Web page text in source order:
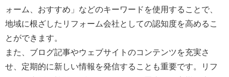
ォーム、おすすめ」などのキーワードを使用することで、
地域に根ざしたリフォーム会社としての認知度を高めるこ
とができます。
また、ブログ記事やウェブサイトのコンテンツを充実さ
せ、定期的に新しい情報を発信することも重要です。リフ